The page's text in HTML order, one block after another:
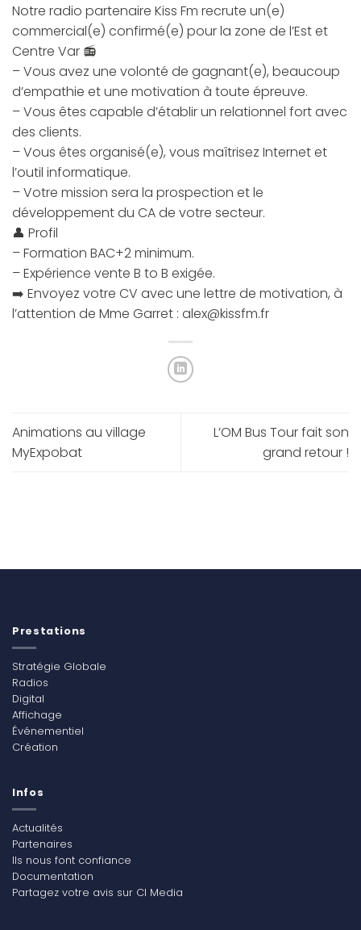
Notre radio partenaire Kiss Fm recrute un(e)
commercial(e) confirmé(e) pour la zone de l’Est et
Centre Var 📻
– Vous avez une volonté de gagnant(e), beaucoup
d’empathie et une motivation à toute épreuve.
– Vous êtes capable d’établir un relationnel fort avec
des clients.
– Vous êtes organisé(e), vous maîtrisez Internet et
l’outil informatique.
– Votre mission sera la prospection et le
développement du CA de votre secteur.
👤 Profil
– Formation BAC+2 minimum.
– Expérience vente B to B exigée.
➡️ Envoyez votre CV avec une lettre de motivation, à
l’attention de Mme Garret : alex@kissfm.fr
Animations au village
MyExpobat
L’OM Bus Tour fait son
grand retour !
Prestations
Stratégie Globale
Radios
Digital
Affichage
Événementiel
Création
Infos
Actualités
Partenaires
Ils nous font confiance
Documentation
Partagez votre avis sur CI Media